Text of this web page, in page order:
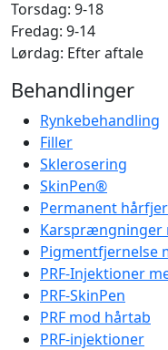
Torsdag: 9-18
Fredag: 9-14
Lørdag: Efter aftale
Behandlinger
Rynkebehandling
Filler
Sklerosering
SkinPen®
Permanent
Karsprængninger
Pigmentfjernelse
PRF-Injektioner
PRF-SkinPen
PRF mod hårtab
PRF-injektioner